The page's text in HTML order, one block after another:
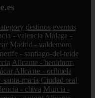
destinos eventos
- valencia Málaga -
Madrid - valdemoro
- santiago-del-teide
Alicante - benidorm
Alicante - orihuela
santa-maría Ciudad-real
- chiva Murcia -